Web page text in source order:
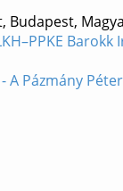
Budapest,
Pázmány